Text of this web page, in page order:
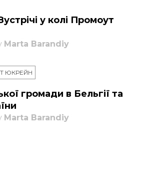
у колі Промоут
Marta Barandiy
ЮКРЕЙН
громади в Бельгії та
Marta Barandiy